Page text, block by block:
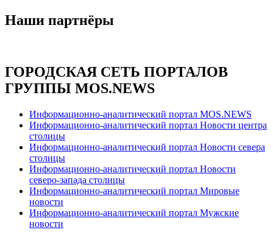
Наши партнёры
ГОРОДСКАЯ СЕТЬ ПОРТАЛОВ
ГРУППЫ MOS.NEWS
Информационно-аналитический портал MOS.NEWS
Информационно-аналитический портал Новости центра
столицы
Информационно-аналитический портал Новости севера
столицы
Информационно-аналитический портал Новости
северо-запада столицы
Информационно-аналитический портал Мировые
новости
Информационно-аналитический портал Мужские
новости